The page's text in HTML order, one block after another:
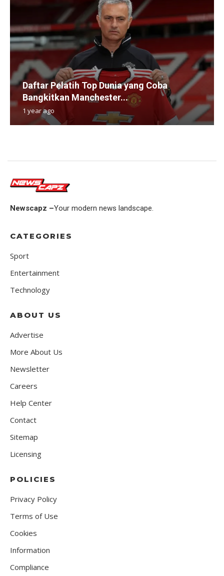
Daftar Pelatih Top Dunia yang Coba
Bangkitkan Manchester...
1 year ago
Newscapz –Your modern news landscape.
CATEGORIES
Sport
Entertainment
Technology
ABOUT US
Advertise
More About Us
Newsletter
Careers
Help Center
Contact
Sitemap
Licensing
POLICIES
Privacy Policy
Terms of Use
Cookies
Information
Compliance